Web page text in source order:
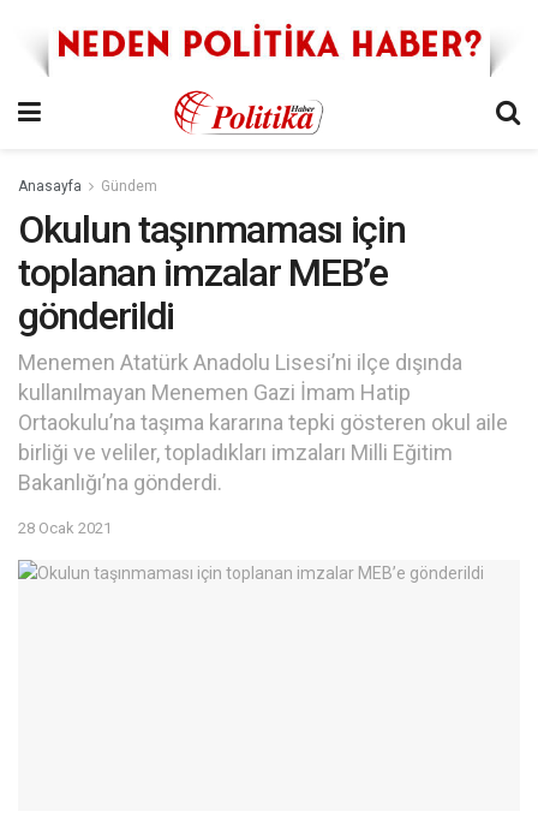
Anasayfa Gündem
Okulun taşınmaması için
toplanan imzalar MEB’e
gönderildi
Menemen Atatürk Anadolu Lisesi’ni ilçe dışında
kullanılmayan Menemen Gazi İmam Hatip
Ortaokulu’na taşıma kararına tepki gösteren okul aile
birliği ve veliler, topladıkları imzaları Milli Eğitim
Bakanlığı’na gönderdi.
28 Ocak 2021